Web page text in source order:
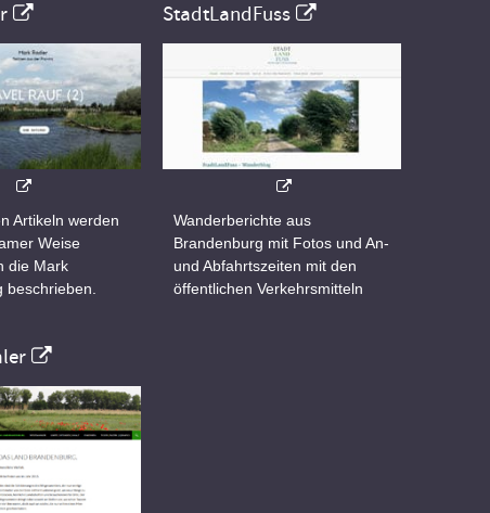
Artikeln werden
Weise
die Mark
beschrieben.
StadtLandFuss
Wanderberichte aus
Brandenburg mit Fotos und An-
und Abfahrtszeiten mit den
öffentlichen Verkehrsmitteln